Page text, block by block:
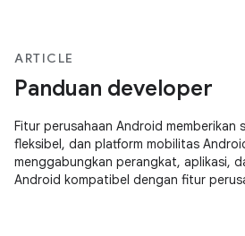
ARTICLE
Panduan developer
Fitur perusahaan Android memberikan
fleksibel, dan platform mobilitas
menggabungkan perangkat, aplikasi,
Android kompatibel dengan fitur